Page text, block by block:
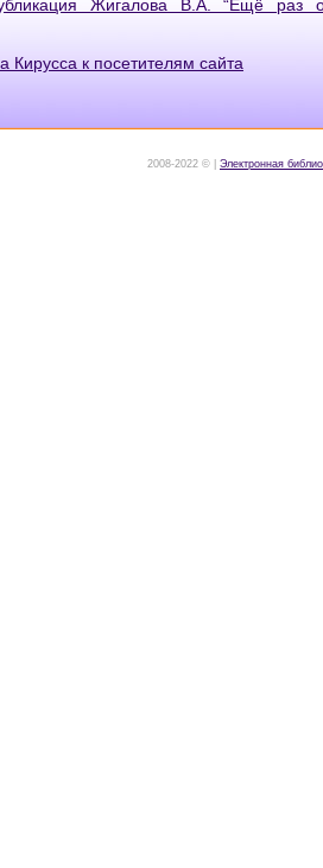
Жигалова В.А. “Ещё раз
к посетителям сайта
2008-2022 © | Электронная